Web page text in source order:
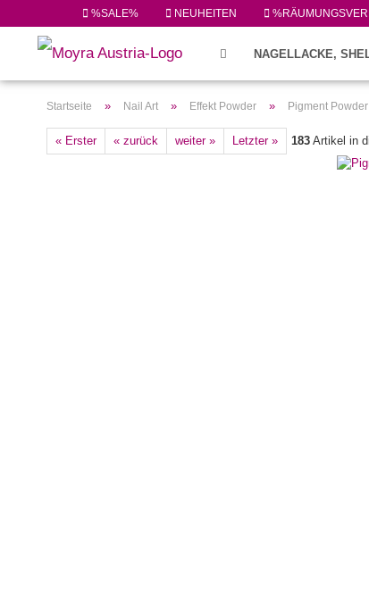
%SALE% NEUHEITEN
NAGELLACKE,
Startseite » Nail Art » Effekt Powder » Pigment
« Erster « zurück weiter » Letzter » 183 Artikel in